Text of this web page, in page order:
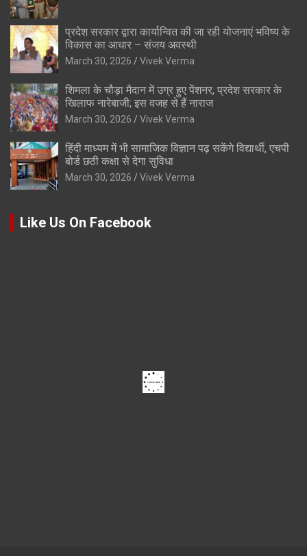
प्रदेश सरकार द्वारा कार्यान्वित की जा रही योजनाएं भविष्य के
विकास का आधार – संजय अवस्थी
March 30, 2026 Vivek Verma
शिमला के चौड़ा मैदान में उग्र हुए पेंशनर, प्रदेश सरकार के
खिलाफ नारेबाजी; इस वजह से हैं नाराज
March 30, 2026 Vivek Verma
हिंदी माध्यम में भी सामाजिक विज्ञान पढ़ सकेंगे विद्यार्थी, एचपी
बोर्ड छठी कक्षा से देगा सुविधा
March 30, 2026 Vivek Verma
Like Us On Facebook